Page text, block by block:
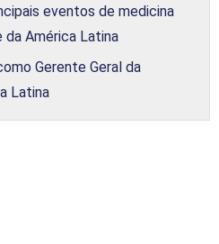
eventos de medicina
da América Latina
Gerente Geral da
Latina